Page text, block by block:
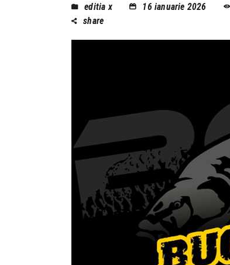
editia x 16 ianuarie 2026
share